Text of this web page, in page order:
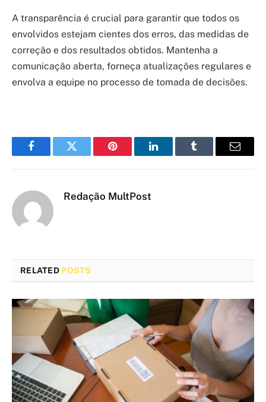
A transparência é crucial para garantir que todos os
envolvidos estejam cientes dos erros, das medidas de
correção e dos resultados obtidos. Mantenha a
comunicação aberta, forneça atualizações regulares e
envolva a equipe no processo de tomada de decisões.
FacebookTwitter Pinterest LinkedInTumblr Email
Redação MultPost
RELATED POSTS